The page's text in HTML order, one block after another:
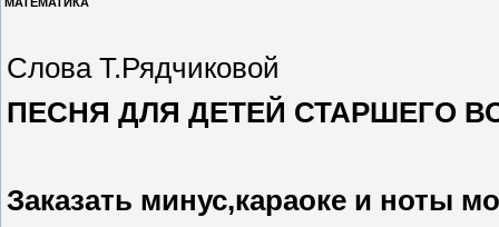
Слова Т.Рядчиковой
ПЕСНЯ ДЛЯ ДЕТЕЙ СТАРШЕГО
Заказать минус,караоке и ноты